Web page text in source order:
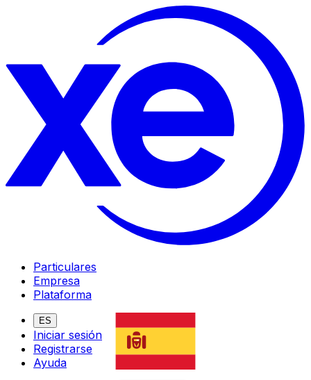
Particulares
Empresa
Plataforma
ES
Iniciar sesión
Registrarse
Ayuda